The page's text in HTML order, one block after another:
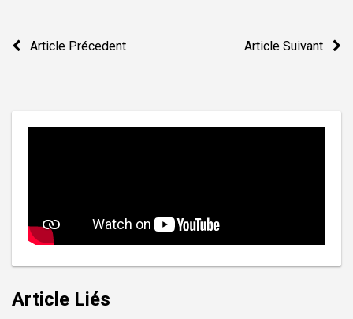
Navigation
Article Précedent Article Suivant
Article Liés